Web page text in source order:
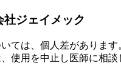
ジェイメック
ては、個人差があります
使用を中止し医師に相談